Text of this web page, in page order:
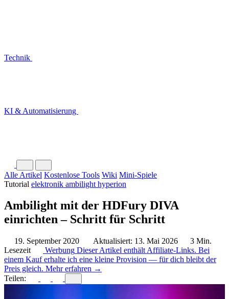
Technik
KI & Automatisierung
Alle Artikel Kostenlose Tools Wiki Mini-Spiele
Tutorial elektronik ambilight hyperion
Ambilight mit der HDFury DIVA
einrichten – Schritt für Schritt
19. September 2020 Aktualisiert: 13. Mai 2026
3 Min.
Lesezeit
Werbung Dieser Artikel enthält Affiliate-Links. Bei
einem Kauf erhalte ich eine kleine Provision — für dich bleibt der
Preis gleich. Mehr erfahren →
Teilen: